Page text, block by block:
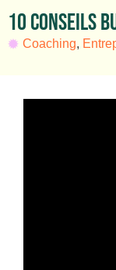
10 CONSEILS
Coaching,